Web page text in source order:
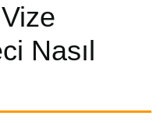
Nasıl